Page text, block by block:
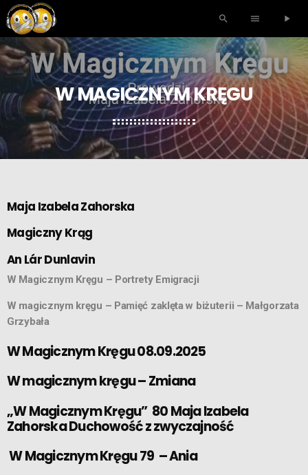
search menu play_arrow
W MAGICZNYM KRĘGU
Maja Izabela Zahorska
Magiczny Krąg
An Lár Dunlavin
W Magicznym Kręgu – Portrety Emigracji
W magicznym kręgu – Pamięć zaklęta w biżuterii – Małgorzata
Grzybała
W Magicznym Kręgu 08.09.2025
W magicznym kręgu – Zmiana
„W Magicznym Kręgu” 80 Maja Izabela
Zahorska Duchowość z zwyczajność
W Magicznym Kręgu 79 – Ania